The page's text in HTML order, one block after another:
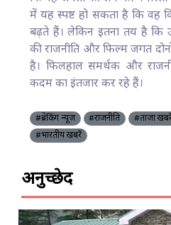
में यह स्पष्ट हो सकता है कि वह
बढ़ते हैं। लेकिन इतना तय है कि
की राजनीति और फिल्म जगत
है। फिलहाल समर्थक और
कदम का इंतजार कर रहे हैं।
#ब्रेकिंग न्यूज़ #राजनीति #ताज़ा
#भारतीय खबरें
अनुच्छेद